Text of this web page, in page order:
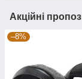
Акційні
–8%